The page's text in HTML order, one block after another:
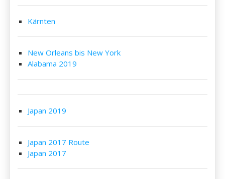
Kärnten
New Orleans bis New York
Alabama 2019
Japan 2019
Japan 2017 Route
Japan 2017